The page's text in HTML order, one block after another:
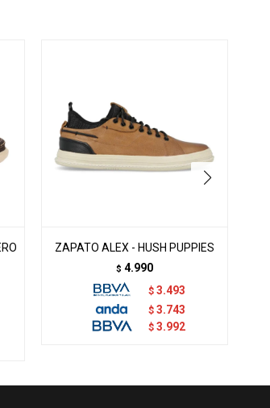
ZAPATO ALEX - HUSH PUPPIES
$ 4.990
$ 3.493
$ 3.743
$ 3.992